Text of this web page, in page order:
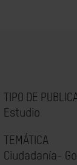
TIPO DE
Estudio
TEMÁTICA
Ciudadanía-